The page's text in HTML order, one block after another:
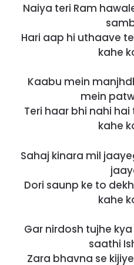
Naiya teri Ram
Hari aap hi uthaave
kahe
Kaabu mein
mein
Teri haar bhi nahi
kahe
Sahaj kinara mil
Dori saunp ke to
kahe
Gar nirdosh tujhe
saathi
Zara bhavna se